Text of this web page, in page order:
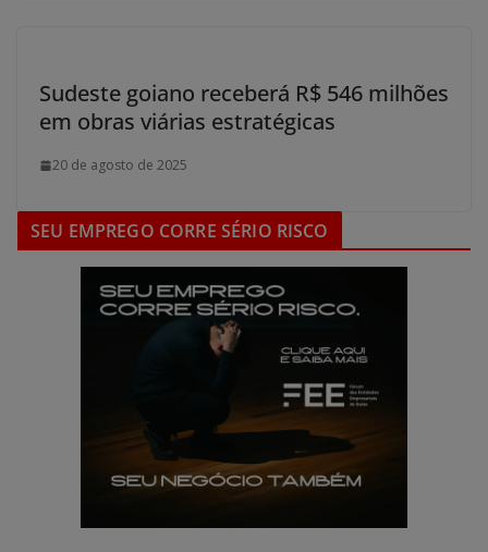
Sudeste goiano receberá R$ 546 milhões
em obras viárias estratégicas
20 de agosto de 2025
SEU EMPREGO CORRE SÉRIO RISCO